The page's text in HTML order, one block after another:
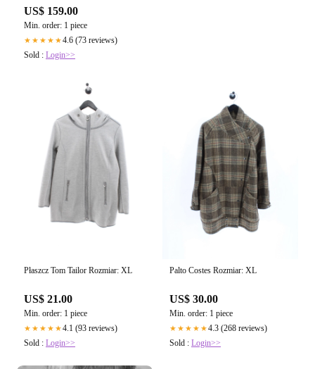
US$ 159.00
Min. order: 1 piece
★★★★★4.6 (73 reviews)
Sold : Login>>
Płaszcz Tom Tailor Rozmiar: XL
US$ 21.00
Min. order: 1 piece
★★★★★4.1 (93 reviews)
Sold : Login>>
Palto Costes Rozmiar: XL
US$ 30.00
Min. order: 1 piece
★★★★★4.3 (268 reviews)
Sold : Login>>